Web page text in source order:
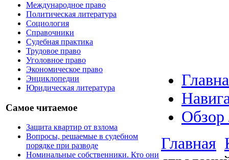
Международное право
Политическая литература
Социология
Справочники
Судебная практика
Трудовое право
Уголовное право
Экономическое право
Энциклопедии
Юридическая литература
Самое читаемое
Защита квартир от взлома
Вопросы, решаемые в судебном
порядке при разводе
Номинальные собственники. Кто они
Обзор
Главная